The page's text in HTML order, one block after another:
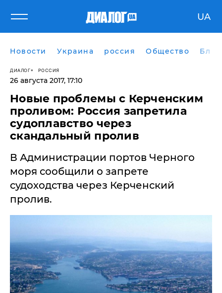
UA
Новости Украина россия Общество
ДИАЛОГ РОССИЯ
26 августа 2017, 17:10
Новые проблемы с Керченским
проливом: Россия запретила
судоплавство через
скандальный пролив
В Администрации портов Черного
моря сообщили о запрете
судоходства через Керченский
пролив.